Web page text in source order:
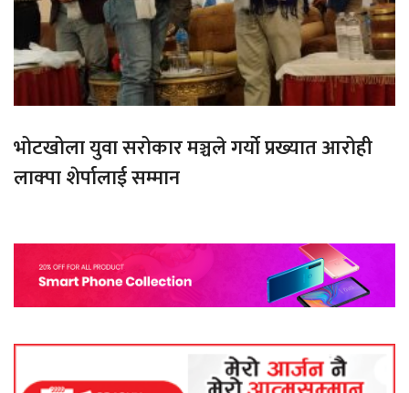
भोटखोला युवा सरोकार मञ्चले गर्यो प्रख्यात आरोही
लाक्पा शेर्पालाई सम्मान